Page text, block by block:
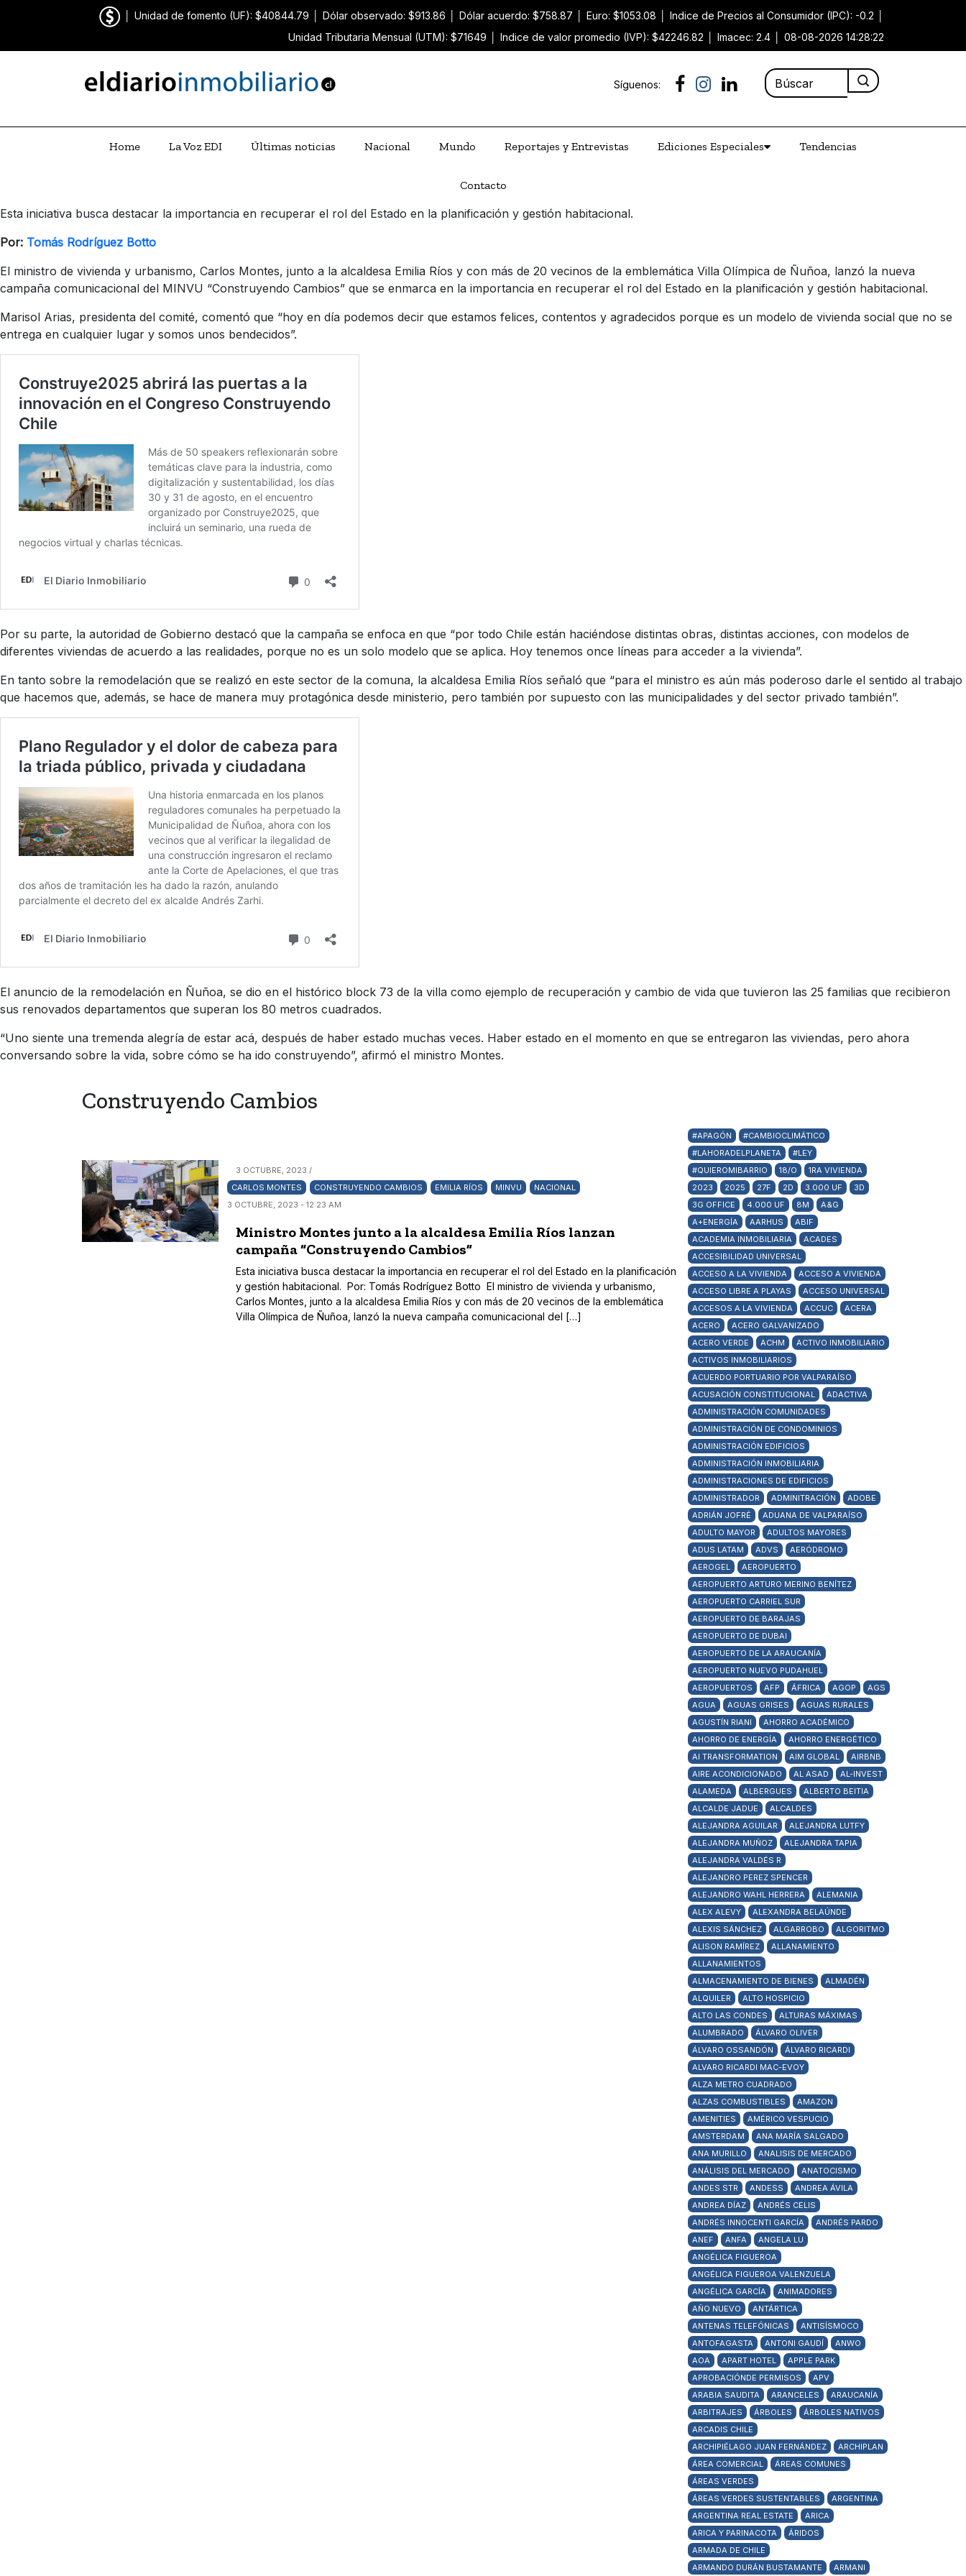
Unidad de fomento (UF): $40844.79 Dólar observado: $913.86 Dólar acuerdo: $758.87 Euro: $1053.08 Indice de Precios al Consumidor (IPC): -0.2
Unidad Tributaria Mensual (UTM): $71649
Indice de valor promedio (IVP): $42246.82 Imacec: 2.4 08-08-2026 14:28:22
Síguenos:
Home La Voz EDI Últimas noticias Nacional Mundo Reportajes y Entrevistas Ediciones Especiales Tendencias
Contacto
Esta iniciativa busca destacar la importancia en recuperar el rol del Estado en la planificación y gestión habitacional.
Por: Tomás Rodríguez Botto
El ministro de vivienda y urbanismo, Carlos Montes, junto a la alcaldesa Emilia Ríos y con más de 20 vecinos de la emblemática Villa Olímpica de Ñuñoa, lanzó la nueva
campaña comunicacional del MINVU “Construyendo Cambios” que se enmarca en la importancia en recuperar el rol del Estado en la planificación y gestión habitacional.
Marisol Arias, presidenta del comité, comentó que “hoy en día podemos decir que estamos felices, contentos y agradecidos porque es un modelo de vivienda social que no se
entrega en cualquier lugar y somos unos bendecidos”.
Por su parte, la autoridad de Gobierno destacó que la campaña se enfoca en que “por todo Chile están haciéndose distintas obras, distintas acciones, con modelos de
diferentes viviendas de acuerdo a las realidades, porque no es un solo modelo que se aplica. Hoy tenemos once líneas para acceder a la vivienda”.
En tanto sobre la remodelación que se realizó en este sector de la comuna, la alcaldesa Emilia Ríos señaló que “para el ministro es aún más poderoso darle el sentido al trabajo
que hacemos que, además, se hace de manera muy protagónica desde ministerio, pero también por supuesto con las municipalidades y del sector privado también”.
El anuncio de la remodelación en Ñuñoa, se dio en el histórico block 73 de la villa como ejemplo de recuperación y cambio de vida que tuvieron las 25 familias que recibieron
sus renovados departamentos que superan los 80 metros cuadrados.
“Uno siente una tremenda alegría de estar acá, después de haber estado muchas veces. Haber estado en el momento en que se entregaron las viviendas, pero ahora
conversando sobre la vida, sobre cómo se ha ido construyendo”, afirmó el ministro Montes.
Construyendo Cambios
3 OCTUBRE, 2023 /
CARLOS MONTES
CONSTRUYENDO CAMBIOS EMILIA RÍOS MINVU
NACIONAL
3 OCTUBRE, 2023 - 12:23 AM
Ministro Montes junto a la alcaldesa Emilia Ríos lanzan
campaña “Construyendo Cambios”
Esta iniciativa busca destacar la importancia en recuperar el rol del Estado en la planificación
y gestión habitacional. Por: Tomás Rodríguez Botto El ministro de vivienda y urbanismo,
Carlos Montes, junto a la alcaldesa Emilia Ríos y con más de 20 vecinos de la emblemática
Villa Olímpica de Ñuñoa, lanzó la nueva campaña comunicacional del […]
#APAGÓN
#CAMBIOCLIMÁTICO
#LAHORADELPLANETA
#LEY
#QUIEROMIBARRIO
18/O
1RA VIVIENDA
2023
2025 27F 2D 3.000 UF
3D
3G OFFICE
4.000 UF 8M
A&G
A+ENERGÍA
AARHUS
ABIF
ACADEMIA INMOBILIARIA
ACADES
ACCESIBILIDAD UNIVERSAL
ACCESO A LA VIVIENDA
ACCESO A VIVIENDA
ACCESO LIBRE A PLAYAS
ACCESO UNIVERSAL
ACCESOS A LA VIVIENDA
ACCUC
ACERA
ACERO
ACERO GALVANIZADO
ACERO VERDE
ACHM
ACTIVO INMOBILIARIO
ACTIVOS INMOBILIARIOS
ACUERDO PORTUARIO POR VALPARAÍSO
ACUSACIÓN CONSTITUCIONAL
ADACTIVA
ADMINISTRACIÓN COMUNIDADES
ADMINISTRACIÓN DE CONDOMINIOS
ADMINISTRACIÓN EDIFICIOS
ADMINISTRACIÓN INMOBILIARIA
ADMINISTRACIONES DE EDIFICIOS
ADMINISTRADOR
ADMINITRACIÓN
ADOBE
ADRIÁN JOFRÉ
ADUANA DE VALPARAÍSO
ADULTO MAYOR
ADULTOS MAYORES
ADUS LATAM
ADVS
AERÓDROMO
AEROGEL
AEROPUERTO
AEROPUERTO ARTURO MERINO BENÍTEZ
AEROPUERTO CARRIEL SUR
AEROPUERTO DE BARAJAS
AEROPUERTO DE DUBAI
AEROPUERTO DE LA ARAUCANÍA
AEROPUERTO NUEVO PUDAHUEL
AEROPUERTOS
AFP ÁFRICA AGOP
AGS
AGUA
AGUAS GRISES
AGUAS RURALES
AGUSTÍN RIANI
AHORRO ACADÉMICO
AHORRO DE ENERGÍA
AHORRO ENERGÉTICO
AI TRANSFORMATION
AIM GLOBAL
AIRBNB
AIRE ACONDICIONADO
AL ASAD
AL-INVEST
ALAMEDA
ALBERGUES
ALBERTO BEITIA
ALCALDE JADUE
ALCALDES
ALEJANDRA AGUILAR
ALEJANDRA LUTFY
ALEJANDRA MUÑOZ
ALEJANDRA TAPIA
ALEJANDRA VALDÉS R
ALEJANDRO PEREZ SPENCER
ALEJANDRO WAHL HERRERA
ALEMANIA
ALEX ALEVY
ALEXANDRA BELAÚNDE
ALEXIS SÁNCHEZ
ALGARROBO
ALGORITMO
ALISON RAMÍREZ
ALLANAMIENTO
ALLANAMIENTOS
ALMACENAMIENTO DE BIENES
ALMADÉN
ALQUILER
ALTO HOSPICIO
ALTO LAS CONDES
ALTURAS MÁXIMAS
ALUMBRADO
ÁLVARO OLIVER
ÁLVARO OSSANDÓN
ÁLVARO RICARDI
ALVARO RICARDI MAC-EVOY
ALZA METRO CUADRADO
ALZAS COMBUSTIBLES
AMAZON
AMENITIES
AMÉRICO VESPUCIO
AMSTERDAM
ANA MARÍA SALGADO
ANA MURILLO
ANALISIS DE MERCADO
ANÁLISIS DEL MERCADO
ANATOCISMO
ANDES STR
ANDESS
ANDREA ÁVILA
ANDREA DÍAZ
ANDRÉS CELIS
ANDRÉS INNOCENTI GARCÍA
ANDRÉS PARDO
ANEF
ANFA
ANGELA LU
ANGÉLICA FIGUEROA
ANGÉLICA FIGUEROA VALENZUELA
ANGÉLICA GARCÍA
ANIMADORES
AÑO NUEVO
ANTÁRTICA
ANTENAS TELEFÓNICAS
ANTISÍSMOCO
ANTOFAGASTA
ANTONI GAUDÍ
ANWO
AOA
APART HOTEL
APPLE PARK
APROBACIÓNDE PERMISOS
APV
ARABIA SAUDITA
ARANCELES
ARAUCANÍA
ARBITRAJES
ÁRBOLES
ÁRBOLES NATIVOS
ARCADIS CHILE
ARCHIPIÉLAGO JUAN FERNÁNDEZ
ARCHIPLAN
ÁREA COMERCIAL
ÁREAS COMUNES
ÁREAS VERDES
ÁREAS VERDES SUSTENTABLES
ARGENTINA
ARGENTINA REAL ESTATE
ARICA
ARICA Y PARINACOTA
ÁRIDOS
ARMADA DE CHILE
ARMANDO DURÁN BUSTAMANTE
ARMANI